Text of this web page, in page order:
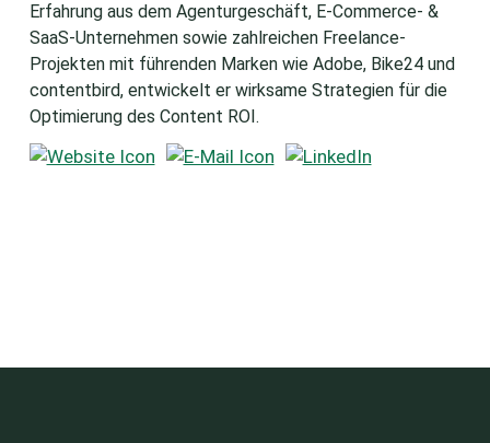
Erfahrung aus dem Agenturgeschäft, E-Commerce- &
SaaS-Unternehmen sowie zahlreichen Freelance-
Projekten mit führenden Marken wie Adobe, Bike24 und
contentbird, entwickelt er wirksame Strategien für die
Optimierung des Content ROI.